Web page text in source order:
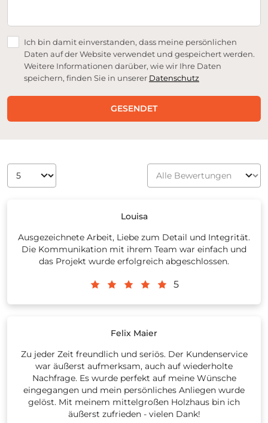
Ich bin damit einverstanden, dass meine persönlichen
Daten auf der Website verwendet und gespeichert werden.
Weitere Informationen darüber, wie wir Ihre Daten
speichern, finden Sie in unserer Datenschutz
GESENDET
Louisa
Ausgezeichnete Arbeit, Liebe zum Detail und Integrität.
Die Kommunikation mit ihrem Team war einfach und
das Projekt wurde erfolgreich abgeschlossen.
5
Felix Maier
Zu jeder Zeit freundlich und seriös. Der Kundenservice
war äußerst aufmerksam, auch auf wiederholte
Nachfrage. Es wurde perfekt auf meine Wünsche
eingegangen und mein persönliches Anliegen wurde
gelöst. Mit meinem mittelgroßen Holzhaus bin ich
äußerst zufrieden - vielen Dank!